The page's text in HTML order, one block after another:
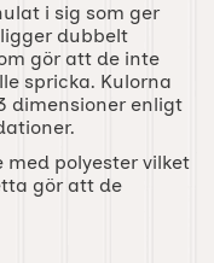
i sig som ger
dubbelt
gör att de inte
spricka. Kulorna
dimensioner enligt
polyester vilket
gör att de